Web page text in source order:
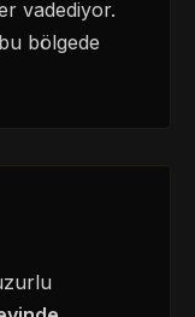
vadediyor.
bölgede